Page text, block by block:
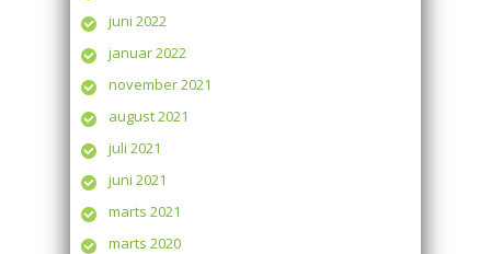
juni 2022
januar 2022
november 2021
august 2021
juli 2021
juni 2021
marts 2021
marts 2020